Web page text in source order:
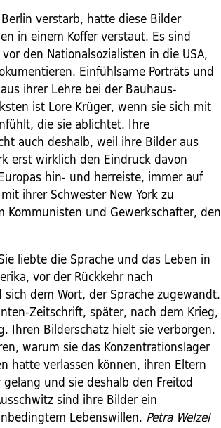
verstarb, hatte diese Bilder
in einem Koffer verstaut. Es sind
den Nationalsozialisten in die USA,
Einfühlsame Porträts und
ihrer Lehre bei der Bauhaus-
ist Lore Krüger, wenn sie sich mit
die sie ablichtet. Ihre
auch deshalb, weil ihre Bilder aus
erst wirklich den Eindruck davon
hin- und herreiste, immer auf
ihrer Schwester New York zu
und Gewerkschafter, den
liebte die Sprache und das Leben in
vor der Rückkehr nach
dem Wort, der Sprache zugewandt.
Zeitschrift, später, nach dem Krieg,
Ihren Bilderschatz hielt sie verborgen.
warum sie das Konzentrationslager
hatte verlassen können, ihren Eltern
und sie deshalb den Freitod
sind ihre Bilder ein
Lebenswillen. Petra Welzel